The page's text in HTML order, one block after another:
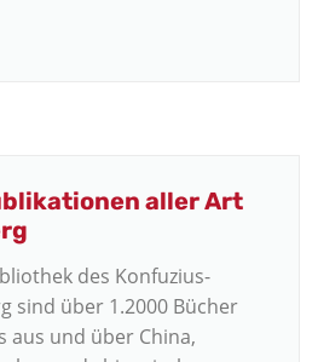
aller Art
des Konfuzius-
sind über 1.2000 Bücher
aus und über China,